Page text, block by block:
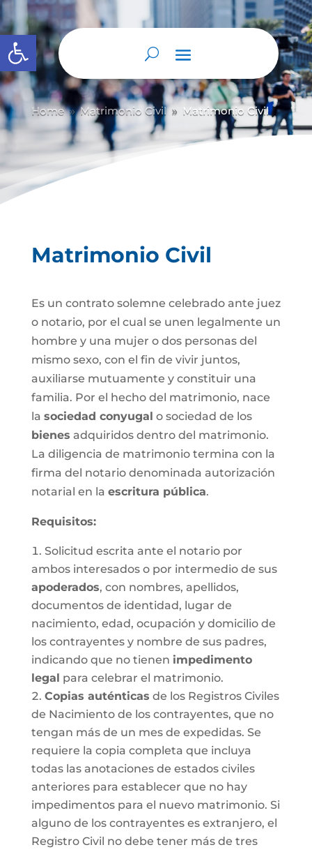
Abrir barra de herramientas
Home 9 Matrimonio Civil 9 Matrimonio Civil
Matrimonio Civil
Es un contrato solemne celebrado ante juez
o notario, por el cual se unen legalmente un
hombre y una mujer o dos personas del
mismo sexo, con el fin de vivir juntos,
auxiliarse mutuamente y constituir una
familia. Por el hecho del matrimonio, nace
la sociedad conyugal o sociedad de los
bienes adquiridos dentro del matrimonio.
La diligencia de matrimonio termina con la
firma del notario denominada autorización
notarial en la escritura pública.
Requisitos:
Solicitud escrita ante el notario por
ambos interesados o por intermedio de sus
apoderados, con nombres, apellidos,
documentos de identidad, lugar de
nacimiento, edad, ocupación y domicilio de
los contrayentes y nombre de sus padres,
indicando que no tienen impedimento
legal para celebrar el matrimonio.
Copias auténticas de los Registros Civiles
de Nacimiento de los contrayentes, que no
tengan más de un mes de expedidas. Se
requiere la copia completa que incluya
todas las anotaciones de estados civiles
anteriores para establecer que no hay
impedimentos para el nuevo matrimonio. Si
alguno de los contrayentes es extranjero, el
Registro Civil no debe tener más de tres